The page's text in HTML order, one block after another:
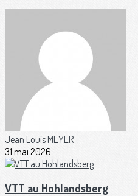
Jean Louis MEYER
31 mai 2026
VTT au Hohlandsberg